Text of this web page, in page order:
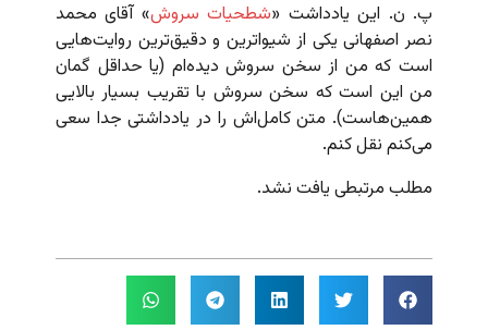
پ. ن. این یادداشت «شطحیات سروش» آقای محمد
نصر اصفهانی یکی از شیواترین و دقیق‌ترین روایت‌هایی
است که من از سخن سروش دیده‌ام (یا حداقل گمان
من این است که سخن سروش با تقریب بسیار بالایی
همین‌هاست). متن کامل‌اش را در یادداشتی جدا سعی
می‌کنم نقل کنم.
مطلب مرتبطی یافت نشد.